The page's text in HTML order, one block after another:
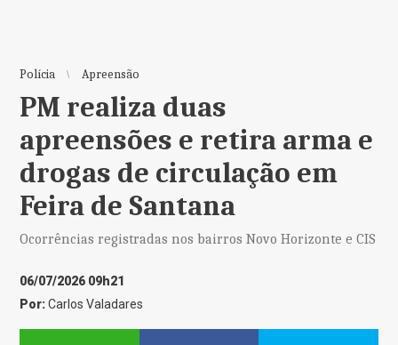
Polícia Apreensão
PM realiza duas
apreensões e retira arma e
drogas de circulação em
Feira de Santana
Ocorrências registradas nos bairros Novo Horizonte e CIS
06/07/2026 09h21
Por:Carlos Valadares